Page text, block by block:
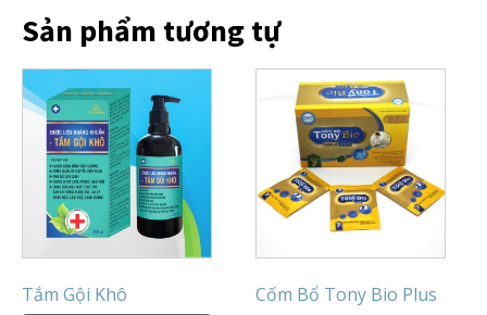
Sản phẩm tương tự
Tắm Gội Khô Cốm Bổ Tony Bio Plus